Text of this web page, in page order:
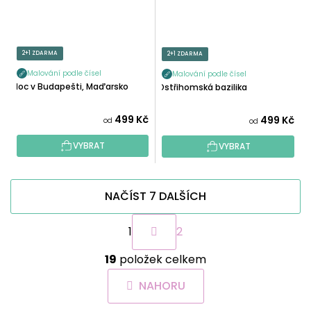
2+1 ZDARMA
Malování podle čísel
Noc v Budapešti, Maďarsko
od 499 Kč
VYBRAT
2+1 ZDARMA
Malování podle čísel
Ostřihomská bazilika
od 499 Kč
VYBRAT
O
v
l
á
d
NAČÍST 7 DALŠÍCH
S
t
r
á
n
k
o
1
2
19 položek celkem
NAHORU